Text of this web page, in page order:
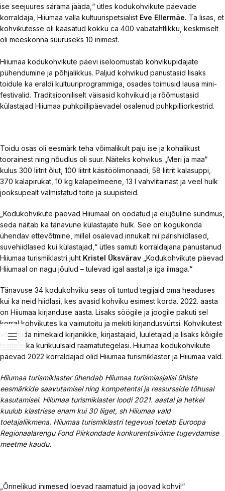
ise seejuures särama jääda,“ ütles kodukohvikute päevade
korraldaja, Hiiumaa valla kultuurispetsialist Eve Ellermäe. Ta lisas, et
kohvikutesse oli kaasatud kokku ca 400 vabatahtlikku, keskmiselt
oli meeskonna suuruseks 10 inimest.
Hiiumaa kodukohvikute päevi iseloomustab kohvikupidajate
pühendumine ja põhjalikkus. Paljud kohvikud panustasid lisaks
toidule ka eraldi kultuuriprogrammiga, osades toimusid lausa mini-
festivalid. Traditsiooniliselt väisasid kohvikuid ja rõõmustasid
külastajad Hiiumaa puhkpillipäevadel osalenud puhkpilliorkestrid.
Toidu osas oli eesmärk teha võimalikult paju ise ja kohalikust
toorainest ning nõudlus oli suur. Näiteks kohvikus „Meri ja maa“
kulus 300 liitrit õlut, 100 liitrit käsitöölimonaadi, 58 liitrit kalasuppi,
370 kalapirukat, 10 kg kalapelmeene, 13 l vahvlitainast ja veel hulk
jooksupealt valmistatud toite ja suupisteid.
„Kodukohvikute päevad Hiiumaal on oodatud ja elujõuline sündmus,
seda näitab ka tänavune külastajate hulk. See on kogukonda
ühendav ettevõtmine, millel osalevad innukalt nii pärishiidlased,
suvehiidlased kui külastajad,“ ütles samuti korraldajana panustanud
Hiiumaa turismiklastri juht Kristel Üksvärav „Kodukohvikute päevad
Hiiumaal on nagu jõulud – tulevad igal aastal ja iga ilmaga.“
Tänavuse 34 kodukohviku seas oli tuntud tegijaid oma headuses
kui ka neid hiidlasi, kes avasid kohviku esimest korda. 2022. aasta
on Hiiumaa kirjanduse aasta. Lisaks söögile ja joogile pakuti sel
korral kohvikutes ka vaimutoitu ja mekiti kirjandusvürtsi. Kohvikutest
võis leida nimekaid kirjanikke, kirjastajaid, luuletajad ja lisaks kõigile
teistele ka kurikuulsaid raamatutegelasi. Hiiumaa kodukohvikute
päevad 2022 korraldajad olid Hiiumaa turismiklaster ja Hiiumaa vald.
Hiiumaa turismiklaster ühendab Hiiumaa turismiasjalisi ühiste
eesmärkide saavutamisel ning kompetentsi ja ressursside tõhusal
kasutamisel. Hiiumaa turismiklaster loodi 2021. aastal ja hetkel
kuulub klastrisse enam kui 30 liiget, sh Hiiumaa vald
toetajaliikmena. Hiiumaa turismiklastri tegevusi toetab Euroopa
Regionaalarengu Fond Piirkondade konkurentsivõime tugevdamise
meetme kaudu.
„Õnnelikud inimesed loevad raamatuid ja joovad kohvi!“